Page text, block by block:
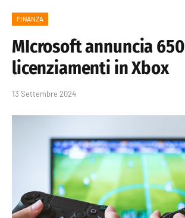
FINANZA
MIcrosoft annuncia 650
licenziamenti in Xbox
13 Settembre 2024